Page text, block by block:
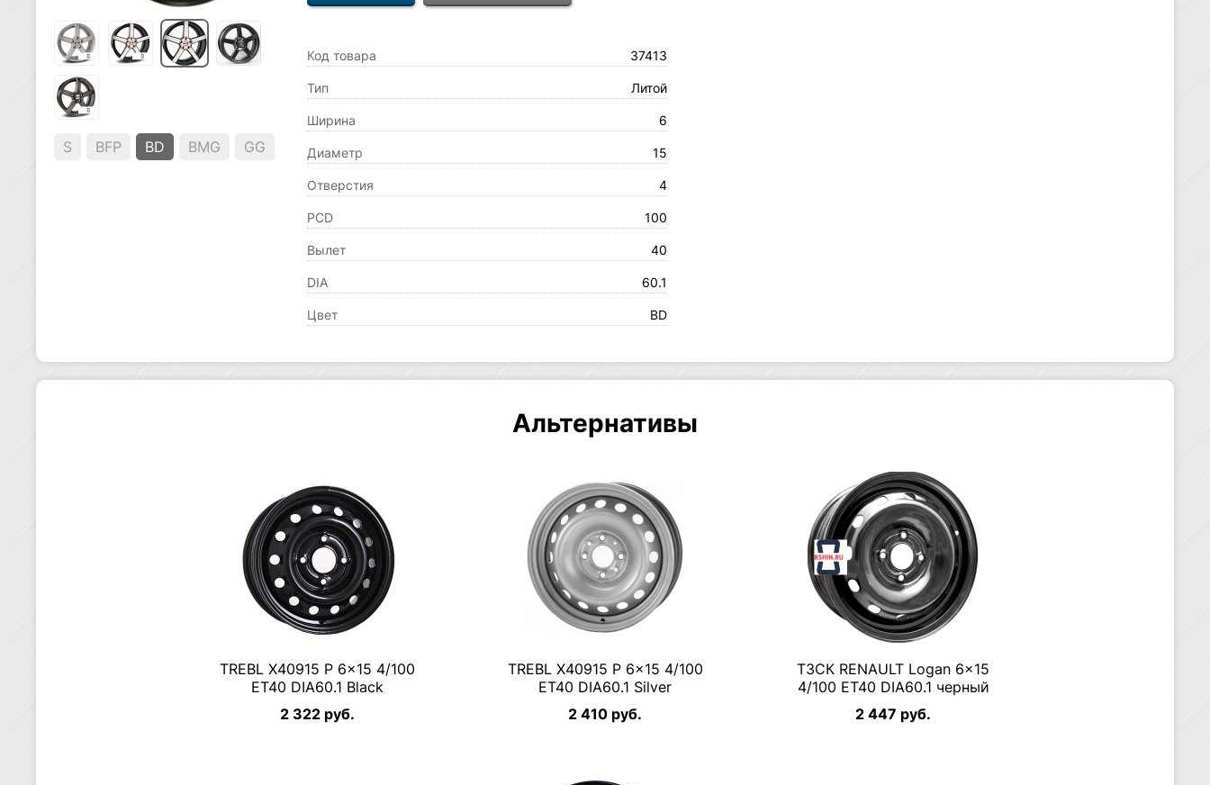
S BFP BD BMG GG
Код товара 37413
Тип Литой
Ширина 6
Диаметр 15
Отверстия 4
PCD 100
Вылет 40
DIA 60.1
Цвет BD
Альтернативы
TREBL X40915 P 6×15 4/100
ET40 DIA60.1 Black
2 322 руб.
TREBL X40915 P 6×15 4/100
ET40 DIA60.1 Silver
2 410 руб.
ТЗСК RENAULT Logan 6×15
4/100 ET40 DIA60.1 черный
2 447 руб.